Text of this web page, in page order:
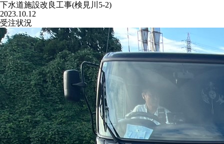
下水道施設改良工事(検見川5-2)
2023.10.12
受注状況